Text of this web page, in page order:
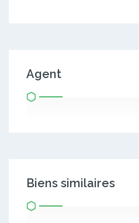
Agent
Biens similaires